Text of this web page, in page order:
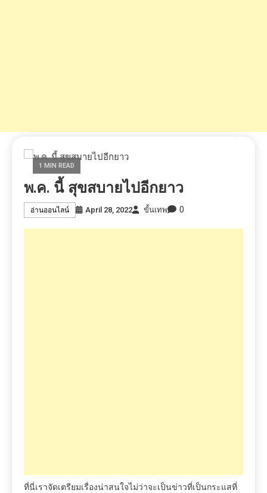
1 MIN READ
พ.ค. นี้ สุขสบายไปอีกยาว
อ่านออนไลน์ April 28, 2022 ขั้นเทพ 0
ที่นี่เราจัดเตรียมเรื่องน่าสนใจไม่ว่าจะเป็นข่าวที่เป็นกระแสที่